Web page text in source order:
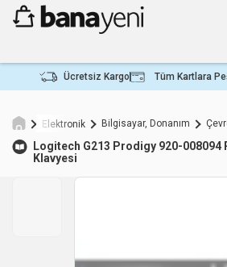
Ücretsiz Kargo Tüm Kartlara
Elektronik Bilgisayar, Donanım
Logitech G213 Prodigy 920-008094
Klavyesi